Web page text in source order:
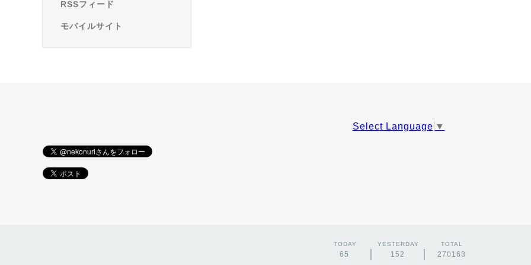
RSSフィード
モバイルサイト
Select Language ▼
TODAY
65
YESTERDAY
152
TOTAL
270163